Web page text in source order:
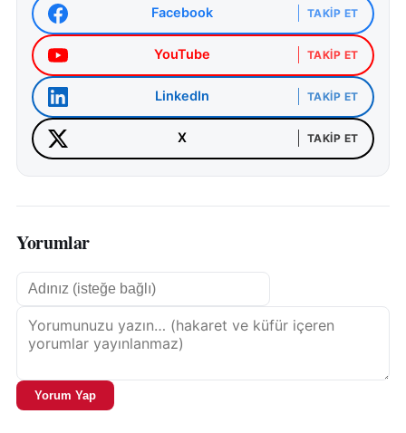
Facebook TAKIP ET
YouTube TAKIP ET
LinkedIn TAKIP ET
X TAKIP ET
Yorumlar
Yorum Yap